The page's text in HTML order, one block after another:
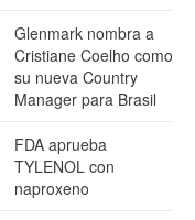
Glenmark nombra a
Cristiane Coelho como
su nueva Country
Manager para Brasil
FDA aprueba
TYLENOL con
naproxeno